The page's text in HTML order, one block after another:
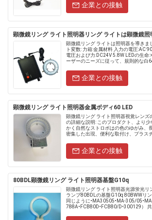
企業との接触
顕微鏡リング ライト照明器リング ライトは顕微鏡照
顕微鏡リング ライトは照明器を導きま
ト変数: 力箱:金属材料 入力の電圧:AC
電圧および力:DC24V 5.8W LEDの生命
ーザーのニーズに従って、規則的な白
企業との接触
顕微鏡リング ライト照明器金属ボディ60 LED
顕微鏡リング ライト照明器視覚レンズ
の詳細な説明: このプロダクト、より
かく自然なストロボはの色のゆがみ、
密集した出現、便利な取付け、プラス
抵抗、.....
企業との接触
80BDL顕微鏡リング ライト照明器基盤G10q
顕微鏡リング ライト照明器光源蛍光リ
ランプ80BDLの基盤G10q 80BWWリ
同じように•MA30505•MA-305/
788A•FCB80D•FCB80/D•300129）